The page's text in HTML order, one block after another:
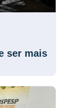
ser mais